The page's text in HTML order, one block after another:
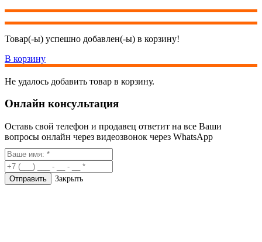
Товар(-ы) успешно добавлен(-ы) в корзину!
В корзину
Не удалось добавить товар в корзину.
Онлайн консультация
Оставь свой телефон и продавец ответит на все Ваши
вопросы онлайн через видеозвонок через WhatsApp
Закрыть